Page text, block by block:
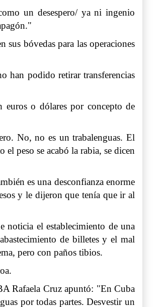
un desespero/ ya ni ingenio
sus bóvedas para las operaciones
han podido retirar transferencias
euros o dólares por concepto de
No, no es un trabalenguas. El
peso se acabó la rabia, se dicen
es una desconfianza enorme
y le dijeron que tenía que ir al
noticia el establecimiento de una
de billetes y el mal
pero con paños tibios.
Rafaela Cruz apuntó: "En Cuba
por todas partes. Desvestir un